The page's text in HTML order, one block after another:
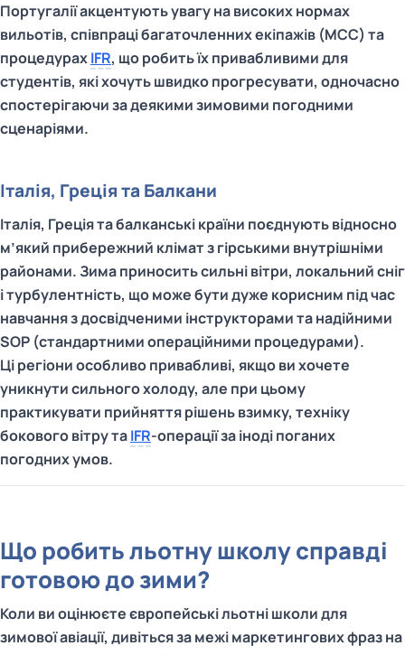
Португалії акцентують увагу на високих нормах
вильотів, співпраці багаточленних екіпажів (MCC) та
процедурахIFR, що робить їх привабливими для
студентів, які хочуть швидко прогресувати, одночасно
спостерігаючи за деякими зимовими погодними
сценаріями.
Італія, Греція та Балкани
Італія, Греція та балканські країни поєднують відносно
м’який прибережний клімат з гірськими внутрішніми
районами. Зима приносить сильні вітри, локальний сніг
і турбулентність, що може бути дуже корисним під час
навчання з досвідченими інструкторами та надійними
SOP (стандартними операційними процедурами).
Ці регіони особливо привабливі, якщо ви хочете
уникнути сильного холоду, але при цьому
практикувати прийняття рішень взимку, техніку
бокового вітру таIFR-операції за іноді поганих
погодних умов.
Що робить льотну школу справді
готовою до зими?
Коли ви оцінюєте європейські льотні школи для
зимової авіації, дивіться за межі маркетингових фраз на